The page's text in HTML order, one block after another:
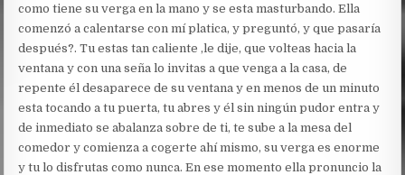
como tiene su verga en la mano y se esta masturbando. Ella
comenzó a calentarse con mí platica, y preguntó, y que pasaría
después?. Tu estas tan caliente ,le dije, que volteas hacia la
ventana y con una seña lo invitas a que venga a la casa, de
repente él desaparece de su ventana y en menos de un minuto
esta tocando a tu puerta, tu abres y él sin ningún pudor entra y
de inmediato se abalanza sobre de ti, te sube a la mesa del
comedor y comienza a cogerte ahí mismo, su verga es enorme
y tu lo disfrutas como nunca. En ese momento ella pronuncio la